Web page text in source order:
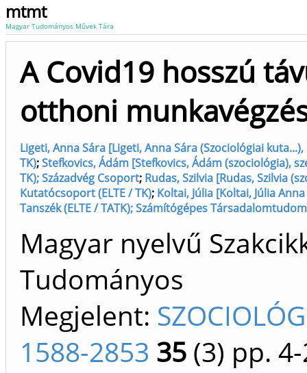
mtmt
Magyar Tudományos Művek Tára
A Covid19 hosszú
otthoni
Ligeti, Anna Sára [Ligeti, Anna Sára (Szociológiai
TK);Stefkovics, Ádám [Stefkovics, Ádám (szociológia),
TK); Századvég Csoport; Rudas, Szilvia [Rudas, Szilvia
Kutatócsoport (ELTE / TK); Koltai, Júlia [Koltai, Júlia
Tanszék (ELTE / TATK); Számítógépes
Magyar nyelvű
Tudományos
Megjelent:
1588-2853 35 (3) pp.